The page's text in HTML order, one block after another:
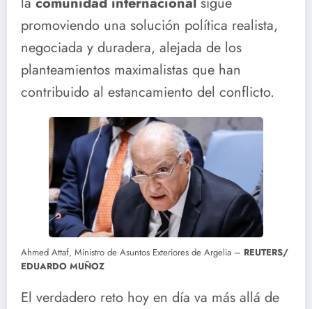
promoviendo una solución política realista,
negociada y duradera, alejada de los
planteamientos maximalistas que han
contribuido al estancamiento del conflicto.
Ahmed Attaf, Ministro de Asuntos Exteriores de Argelia – REUTERS/
EDUARDO MUÑOZ
El verdadero reto hoy en día va más allá de